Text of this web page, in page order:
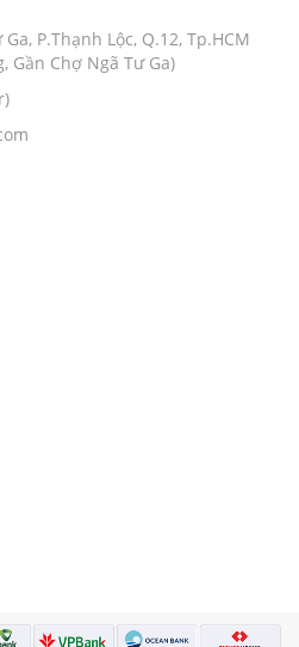
P.Thạnh Lộc, Q.12, Tp.HCM
Gần Chợ Ngã Tư Ga)